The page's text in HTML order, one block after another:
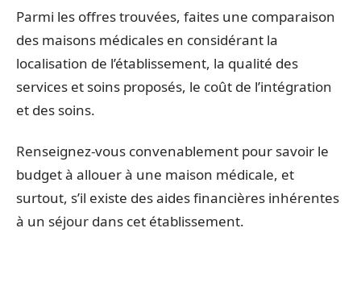
Parmi les offres trouvées, faites une comparaison
des maisons médicales en considérant la
localisation de l’établissement, la qualité des
services et soins proposés, le coût de l’intégration
et des soins.
Renseignez-vous convenablement pour savoir le
budget à allouer à une maison médicale, et
surtout, s’il existe des aides financières inhérentes
à un séjour dans cet établissement.